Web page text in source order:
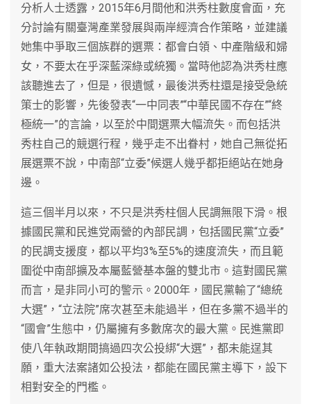
分析人士透露，2015年6月間他和洪秀柱數度會面，充
分討論有關臺灣產業發展與兩岸經濟合作策略，並建議
她集中爭取三個族群的選票：都會白領、中產階級和婦
女，不要太在乎深藍深綠或統獨。當時他認為洪秀柱應
該聽進去了，但是，很遺憾，最後洪秀柱還是接受急統
策士的影響，先後發表“一中同表”“中華民國不存在”“終
極統一”的言論，以至於中間選票大幅流失。而包括洪
秀柱自己的競選行程，幾乎走不出眷村，她自己無從拓
展選票不說，中南部“立委”候選人幾乎都拒絕站在她身
邊。
這三個半月以來，不只是洪秀柱個人民調無限下滑。根
據國民黨和民進党兩營的內部民調，包括國民黨“立委”
的民調支援度，都以平均3%至5%的速度流失，而且範
圍從中南部擴及本屬藍營基本盤的雙北市。這對國民黨
而言，是非同小可的警示。2000年，國民黨輸了“總統
大選”，“立法院”席次甚至未能過半，但在多黨不過半的
“國會”生態中，仍屬擁有多數席次的最大黨。民進黨即
使八年執政期間搞過四次公投綁“大選”，都未能逞其
願，重大法案諸如公投法，都能在國民黨主導下，設下
相對安全的門檻。